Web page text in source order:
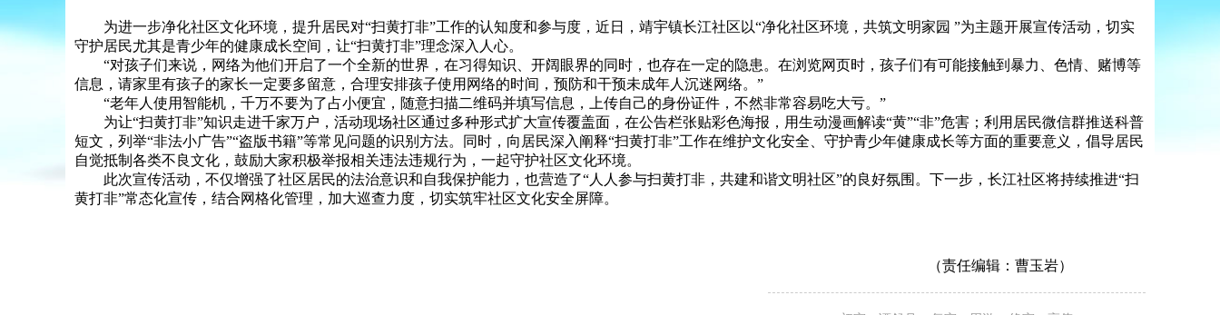
为进一步净化社区文化环境，提升居民对“扫黄打非”工作的认知度和参与度，近日，靖宇镇长江社区以“净化社区环境，共筑文明家园 ”为主题开展宣传活动，切实
守护居民尤其是青少年的健康成长空间，让“扫黄打非”理念深入人心。
“对孩子们来说，网络为他们开启了一个全新的世界，在习得知识、开阔眼界的同时，也存在一定的隐患。在浏览网页时，孩子们有可能接触到暴力、色情、赌博等
信息，请家里有孩子的家长一定要多留意，合理安排孩子使用网络的时间，预防和干预未成年人沉迷网络。”
“老年人使用智能机，千万不要为了占小便宜，随意扫描二维码并填写信息，上传自己的身份证件，不然非常容易吃大亏。”
为让“扫黄打非”知识走进千家万户，活动现场社区通过多种形式扩大宣传覆盖面，在公告栏张贴彩色海报，用生动漫画解读“黄”“非”危害；利用居民微信群推送科普
短文，列举“非法小广告”“盗版书籍”等常见问题的识别方法。同时，向居民深入阐释“扫黄打非”工作在维护文化安全、守护青少年健康成长等方面的重要意义，倡导居民
自觉抵制各类不良文化，鼓励大家积极举报相关违法违规行为，一起守护社区文化环境。
此次宣传活动，不仅增强了社区居民的法治意识和自我保护能力，也营造了“人人参与扫黄打非，共建和谐文明社区”的良好氛围。下一步，长江社区将持续推进“扫
黄打非”常态化宣传，结合网格化管理，加大巡查力度，切实筑牢社区文化安全屏障。
（责任编辑：曹玉岩）